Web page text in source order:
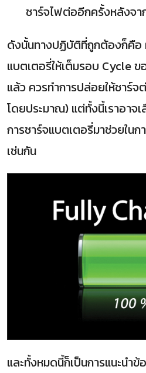
ชาร์จไฟต่ออีกครั้งหลังจา
ดังนั้นทางปฏิบัติที่ถูกต้องก็คือ
แบตเตอรี่ให้เต็มรอบ Cycle
แล้ว ควรทำการปล่อยให้ชาร์
โดยประมาณ) แต่ทั้งนี้เราอาจ
การชาร์จแบตเตอรี่มาช่วยใน
เช่นกัน
และทั้งหมดนี้ก็เป็นการแนะนำ